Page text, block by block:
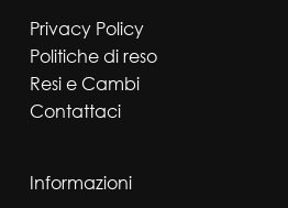
Privacy Policy
Politiche di reso
Resi e Cambi
Contattaci
Informazioni